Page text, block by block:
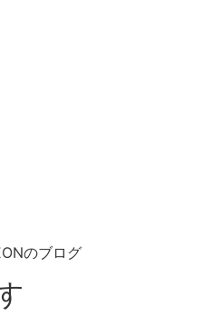
のブログ